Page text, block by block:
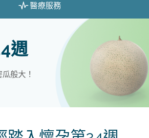
醫療服務
週
般大！